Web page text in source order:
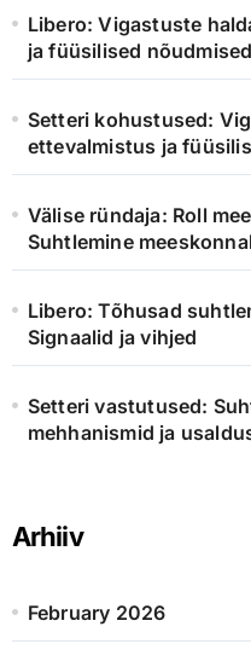
Libero: Vigastuste
ja füüsilised nõudmised
Setteri kohustused:
ettevalmistus ja
Välise ründaja: Roll
Suhtlemine
Libero: Tõhusad
Signaalid ja vihjed
Setteri vastutused:
mehhanismid ja
Arhiiv
February 2026